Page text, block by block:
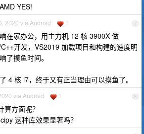
YES!
7
2020 via Android 1
在家办公，用主力机 12 核 3900X 做
开发，VS2019 加载项目和构建的速度明
了摸鱼时间。
4 核 i7，终于又有正当理由可以摸鱼了。
8
via Android 1
算方面呢？
这种库效果显著吗？